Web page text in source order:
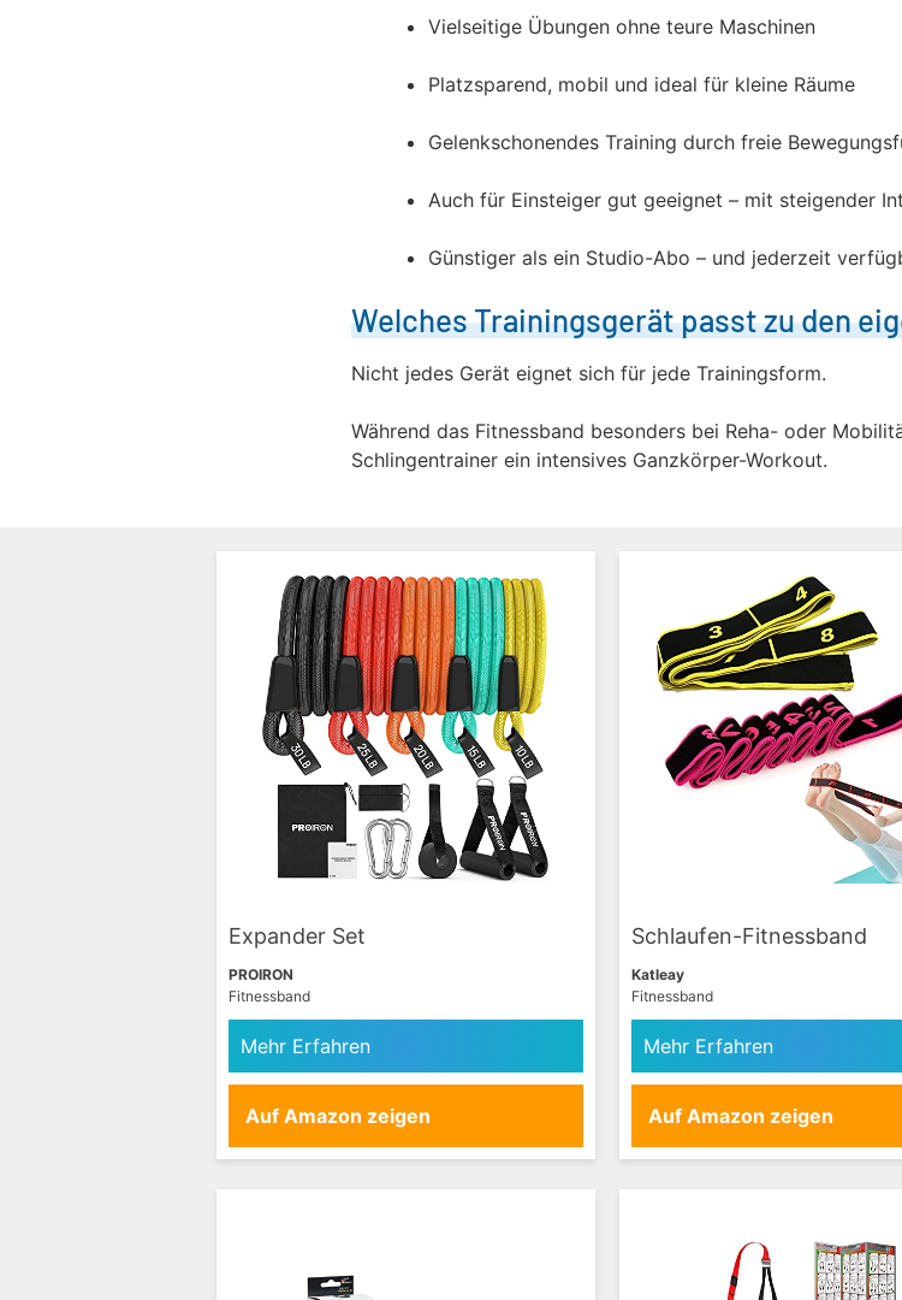
Vielseitige Übungen ohne teure Maschinen
Platzsparend, mobil und ideal für kleine Räume
Gelenkschonendes Training durch freie
Auch für Einsteiger gut geeignet – mit steigender
Günstiger als ein Studio-Abo – und jederzeit
Welches Trainingsgerät passt zu den
Nicht jedes Gerät eignet sich für jede Trainingsform.
Während das Fitnessband besonders bei Reha- oder
Schlingentrainer ein intensives Ganzkörper-Workout.
Expander Set
PROIRON
Fitnessband
Mehr Erfahren
Auf Amazon zeigen
Schlaufen-Fitnessband
Katleay
Fitnessband
Mehr Erfahren
Auf Amazon zeigen